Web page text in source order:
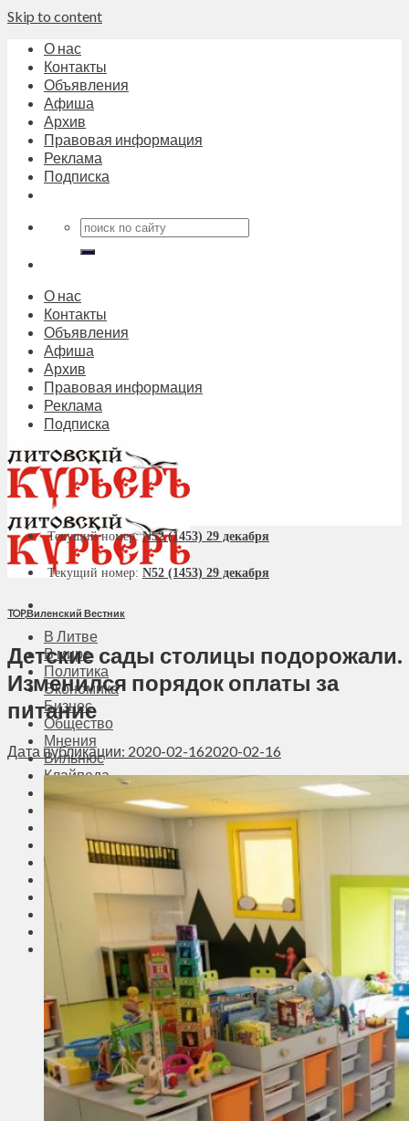
Skip to content
О нас
Контакты
Объявления
Афиша
Архив
Правовая информация
Реклама
Подписка
О нас
Контакты
Объявления
Афиша
Архив
Правовая информация
Реклама
Подписка
В Литве
В мире
Политика
Экономика
Бизнес
Общество
Мнения
Вильнюс
Клайпеда
Висагинас
Регионы
Транспорт
Выбор читателей
Калейдоскоп
Армия
Культура
Больше
Фоторепортаж
Туризм
ЛК рекомендует
Сеньорам
Образование
Здравоохранение
Экология
Происшествия
Приграничье
Текущий номер:N52 (1453) 29 декабря
Текущий номер: N52 (1453) 29 декабря
TOP,Виленский Вестник
Детские сады столицы подорожали.
Изменился порядок оплаты за
питание
Дата публикации: 2020-02-162020-02-16